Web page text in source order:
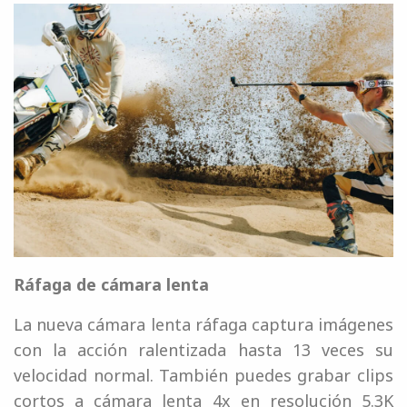
Ráfaga de cámara lenta
La nueva cámara lenta ráfaga captura imágenes
con la acción ralentizada hasta 13 veces su
velocidad normal. También puedes grabar clips
cortos a cámara lenta 4x en resolución 5.3K